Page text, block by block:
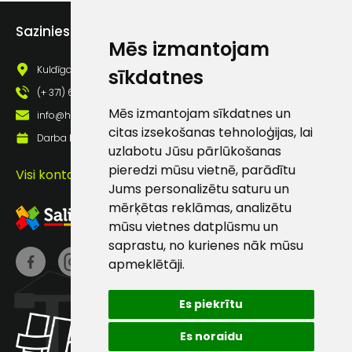
Mēs izmantojam
sīkdatnes
Mēs izmantojam sīkdatnes un
citas izsekošanas tehnoloģijas, lai
uzlabotu Jūsu pārlūkošanas
pieredzi mūsu vietnē, parādītu
Jums personalizētu saturu un
mērķētas reklāmas, analizētu
mūsu vietnes datplūsmu un
saprastu, no kurienes nāk mūsu
apmeklētāji.
Es piekrītu
Es noraidu
Sazinies ar mums
Kuldīgas iela 69a, Saldus, Saldus nov., LV - 3801
(+ 371) 63 881 186
info@hards.lv
Darba laiks: Darbadienās: 8:00 - 17:00
Visi kontakti
Sūtīt ziņojumu
Klientu
atbalsts
Darbdienās:
8:00 – 17:00
info@hards.lv